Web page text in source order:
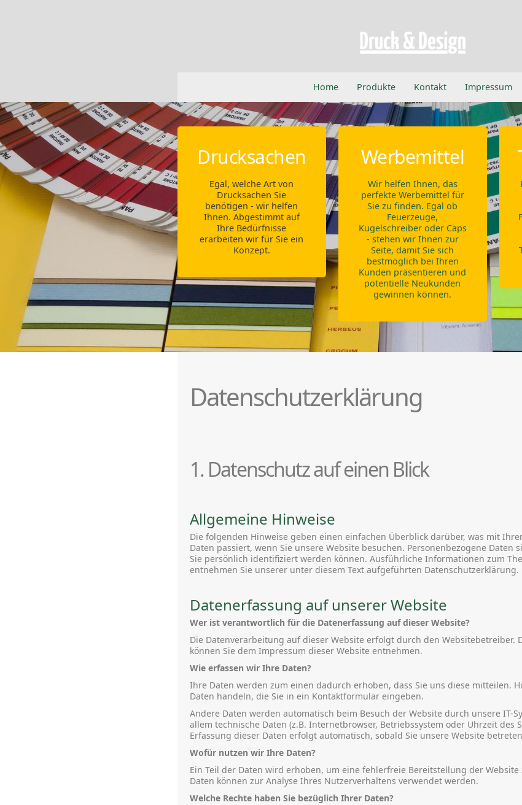
Home Produkte Kontakt Impressum
Drucksachen
Egal, welche Art von
Drucksachen Sie
benötigen - wir helfen
Ihnen. Abgestimmt auf
Ihre Bedürfnisse
erarbeiten wir für Sie ein
Konzept.
Werbemittel
Wir helfen Ihnen, das
perfekte Werbemittel für
Sie zu finden. Egal ob
Feuerzeuge,
Kugelschreiber oder Caps
- stehen wir Ihnen zur
Seite, damit Sie sich
bestmöglich bei Ihren
Kunden präsentieren und
potentielle Neukunden
gewinnen können.
Datenschutzerklärung
1. Datenschutz auf einen Blick
Allgemeine Hinweise
Die folgenden Hinweise geben einen einfachen Überblick darüber, was mit
Daten passiert, wenn Sie unsere Website besuchen. Personenbezogene Daten
Sie persönlich identifiziert werden können. Ausführliche Informationen zum
entnehmen Sie unserer unter diesem Text aufgeführten Datenschutzerklärung.
Datenerfassung auf unserer Website
Wer ist verantwortlich für die Datenerfassung auf dieser Website?
Die Datenverarbeitung auf dieser Website erfolgt durch den Websitebetreiber.
können Sie dem Impressum dieser Website entnehmen.
Wie erfassen wir Ihre Daten?
Ihre Daten werden zum einen dadurch erhoben, dass Sie uns diese mitteilen.
Daten handeln, die Sie in ein Kontaktformular eingeben.
Andere Daten werden automatisch beim Besuch der Website durch unsere IT-
allem technische Daten (z.B. Internetbrowser, Betriebssystem oder Uhrzeit des
Erfassung dieser Daten erfolgt automatisch, sobald Sie unsere Website
Wofür nutzen wir Ihre Daten?
Ein Teil der Daten wird erhoben, um eine fehlerfreie Bereitstellung der
Daten können zur Analyse Ihres Nutzerverhaltens verwendet werden.
Welche Rechte haben Sie bezüglich Ihrer Daten?